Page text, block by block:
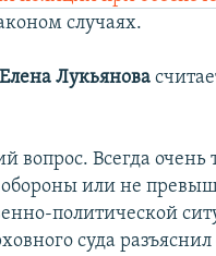
случаях.
Елена Лукьянова
Всегда очень
или не
политической
суда